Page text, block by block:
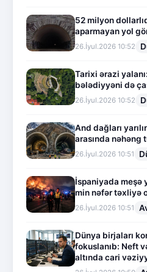
52 milyon
aparmayan yol
26.İyul.2026 10:52
Tarixi ərazi
bələdiyyəni də
26.İyul.2026 10:52
And dağları
arasında nəhəng
26.İyul.2026 10:51
İspaniyada meşə
min nəfər təxliyə
26.İyul.2026 10:51
Dünya birjaları
fokuslanıb: Neft
altında cari